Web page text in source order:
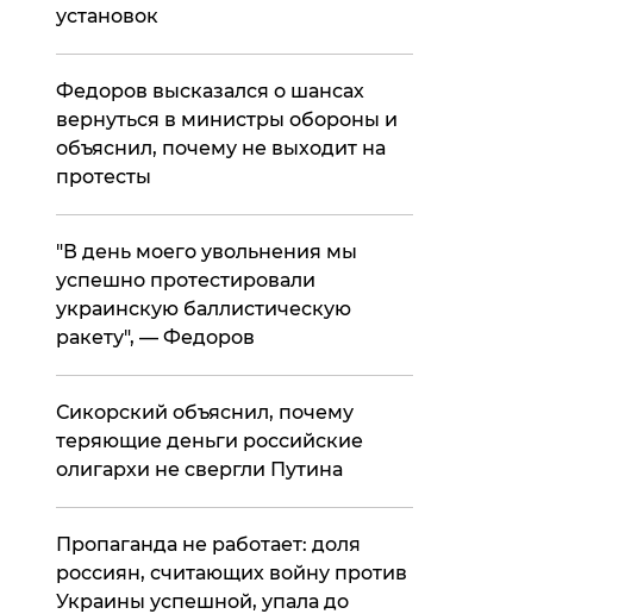
установок
Федоров высказался о шансах
вернуться в министры обороны и
объяснил, почему не выходит на
протесты
​"В день моего увольнения мы
успешно протестировали
украинскую баллистическую
ракету", — Федоров
Сикорский объяснил, почему
теряющие деньги российские
олигархи не свергли Путина
​Пропаганда не работает: доля
россиян, считающих войну против
Украины успешной, упала до